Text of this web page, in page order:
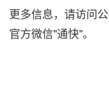
更多信息，请访问公
官方微信"通快"。